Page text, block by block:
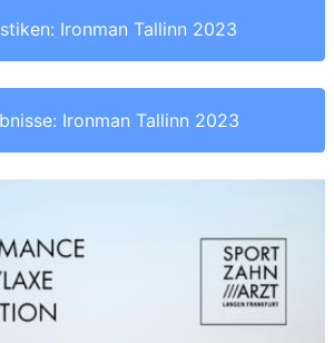
Ironman Tallinn 2023
Ironman Tallinn 2023